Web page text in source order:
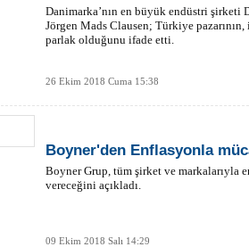
Danimarka’nın en büyük endüstri şirketi
Jörgen Mads Clausen; Türkiye
parlak olduğunu ifade etti.
26 Ekim 2018 Cuma 15:38
Boyner'den Enflasyonla
Boyner Grup, tüm şirket ve markalarıyla
vereceğini açıkladı.
09 Ekim 2018 Salı 14:29